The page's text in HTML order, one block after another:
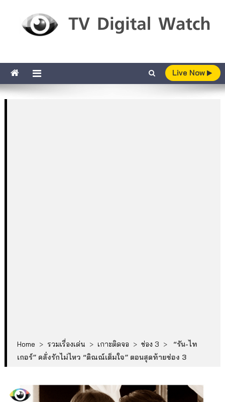
Live Now
Home > รวมเรื่องเด่น > เกาะติดจอ > ช่อง 3 >
“รัน-ไท
เกอร์” คลั่งรักไม่ไหว “ติณณ์เต็มใจ” ตอนสุดท้ายช่อง 3